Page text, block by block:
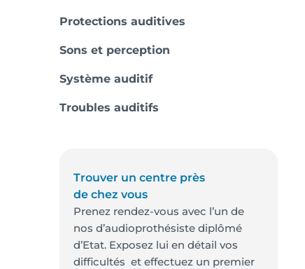
Protections auditives
Sons et perception
Système auditif
Troubles auditifs
Trouver un centre près
de chez vous
Prenez rendez-vous avec l’un de
nos d’audioprothésiste diplômé
d’Etat. Exposez lui en détail vos
difficultés et effectuez un premier